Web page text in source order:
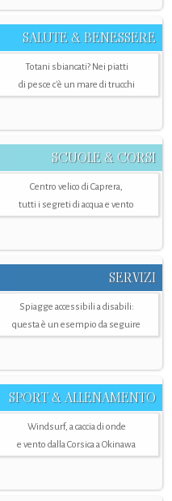
SALUTE & BENESSERE
Totani sbiancati? Nei piatti
di pesce c'è un mare di trucchi
SCUOLE & CORSI
Centro velico di Caprera,
tutti i segreti di acqua e vento
SERVIZI
Spiagge accessibili a disabili:
questa è un esempio da seguire
SPORT & ALLENAMENTO
Windsurf, a caccia di onde
e vento dalla Corsica a Okinawa